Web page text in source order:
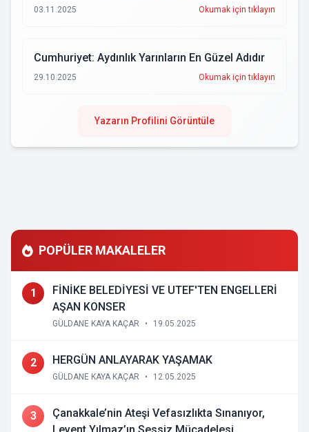
03.11.2025 Okumak için tıklayın
Cumhuriyet: Aydınlık Yarınların En Güzel Adıdır
29.10.2025 Okumak için tıklayın
Yazarın Profilini Görüntüle
POPÜLER MAKALELER
1
FİNİKE BELEDİYESİ VE UTEF'TEN ENGELLERİ
AŞAN KONSER
GÜLDANE KAYA KAÇAR • 19.05.2025
2 HERGÜN ANLAYARAK YAŞAMAK
GÜLDANE KAYA KAÇAR • 12.05.2025
3
Çanakkale’nin Ateşi Vefasızlıkta Sınanıyor,